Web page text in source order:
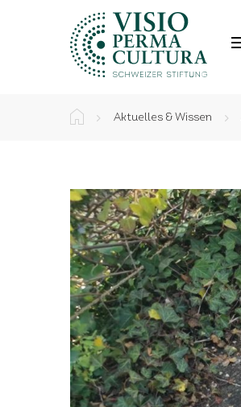
Aktuelles & Wissen